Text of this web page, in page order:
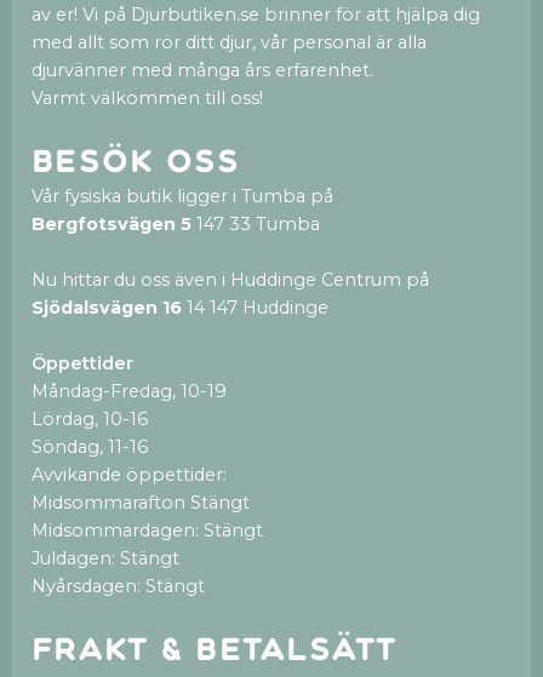
av er! Vi på Djurbutiken.se brinner för att hjälpa dig
med allt som rör ditt djur, vår personal är alla
djurvänner med många års erfarenhet.
Varmt välkommen till oss!
Besök oss
Vår fysiska butik ligger i Tumba på
Bergfotsvägen 5 147 33 Tumba
Nu hittar du oss även i Huddinge Centrum på
Sjödalsvägen 16 14 147 Huddinge
Öppettider
Måndag-Fredag, 10-19
Lördag, 10-16
Söndag, 11-16
Avvikande öppettider:
Midsommarafton Stängt
Midsommardagen: Stängt
Juldagen: Stängt
Nyårsdagen: Stängt
Frakt & betalsätt